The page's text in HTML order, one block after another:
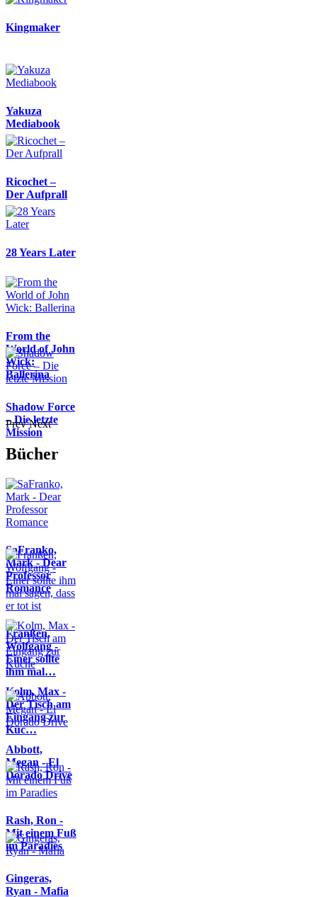
Kingmaker
Yakuza
Mediabook
Ricochet –
Der Aufprall
28 Years Later
From the
World of John
Wick:
Ballerina
Shadow Force
– Die letzte
Mission
Prev Next
Bücher
SaFranko,
Mark - Dear
Professor
Romance
Franßen,
Wolfgang -
Einer sollte
ihm mal…
Kolm, Max -
Der Tisch am
Eingang zur
Küc…
Abbott,
Megan - El
Dorado Drive
Rash, Ron -
Mit einem Fuß
im Paradies
Gingeras,
Ryan - Mafia